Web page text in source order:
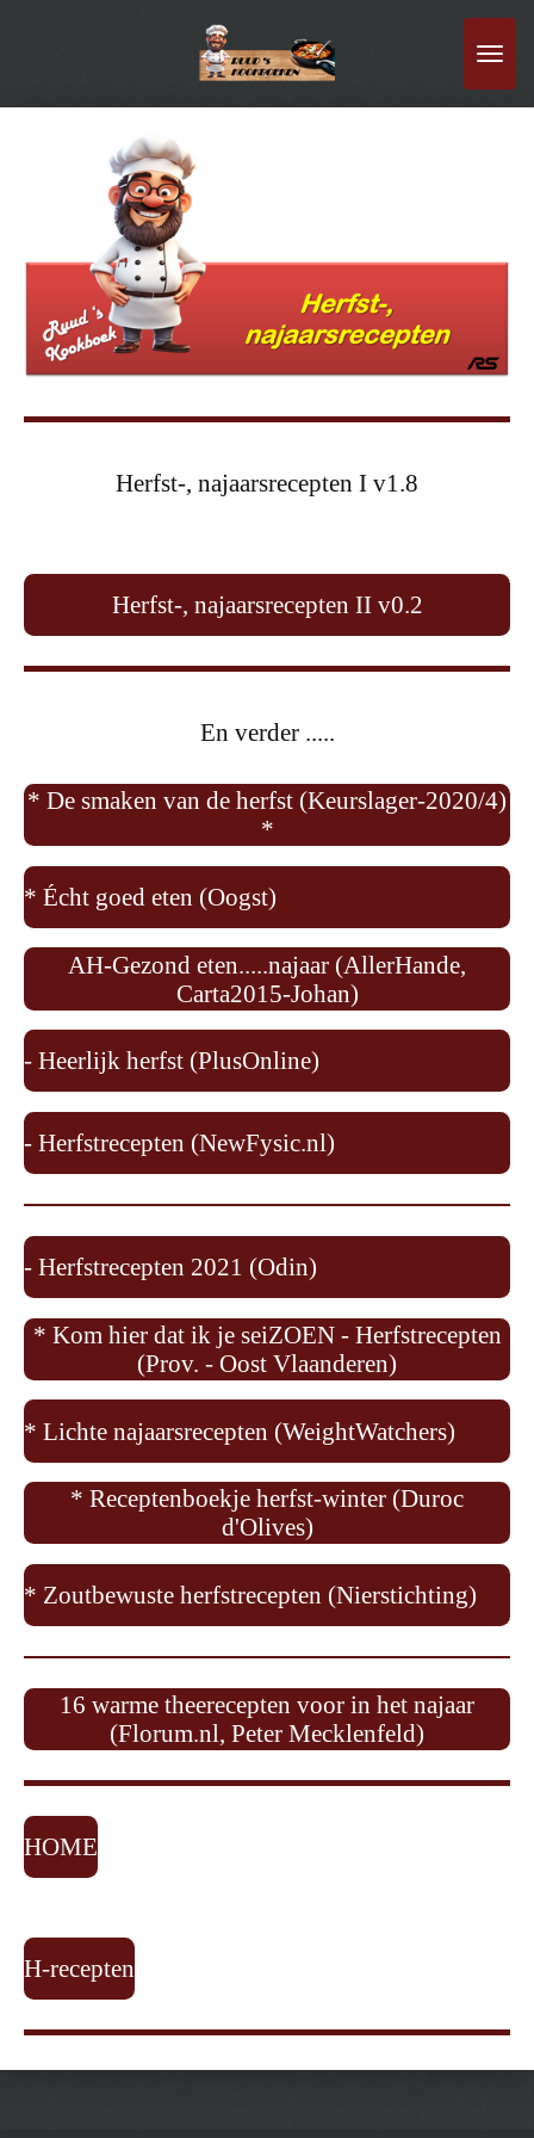
hoofdinhoud
Herfst-, najaarsrecepten I v1.8
Herfst-, najaarsrecepten II v0.2
En verder .....
* De smaken van de herfst (Keurslager-2020/4)
*
* Écht goed eten (Oogst)
AH-Gezond eten.....najaar (AllerHande,
Carta2015-Johan)
- Heerlijk herfst (PlusOnline)
- Herfstrecepten (NewFysic.nl)
- Herfstrecepten 2021 (Odin)
* Kom hier dat ik je seiZOEN - Herfstrecepten
(Prov. - Oost Vlaanderen)
* Lichte najaarsrecepten (WeightWatchers)
* Receptenboekje herfst-winter (Duroc
d'Olives)
* Zoutbewuste herfstrecepten (Nierstichting)
16 warme theerecepten voor in het najaar
(Florum.nl, Peter Mecklenfeld)
HOME
H-recepten